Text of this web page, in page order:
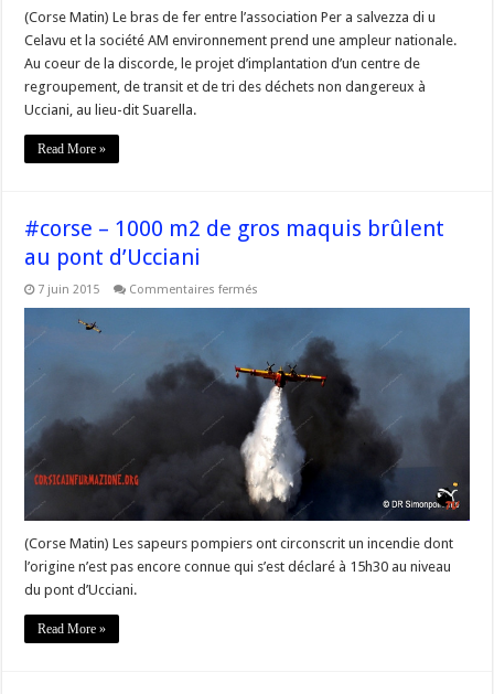
(Corse Matin) Le bras de fer entre l’association Per a salvezza di u
Celavu et la société AM environnement prend une ampleur nationale.
Au coeur de la discorde, le projet d’implantation d’un centre de
regroupement, de transit et de tri des déchets non dangereux à
Ucciani, au lieu-dit Suarella.
Read More »
#corse – 1000 m2 de gros maquis brûlent
au pont d’Ucciani
7 juin 2015 Commentaires fermés
de
gros
maquis
brûlent
au
pont
d’Ucciani
(Corse Matin) Les sapeurs pompiers ont circonscrit un incendie dont
l’origine n’est pas encore connue qui s’est déclaré à 15h30 au niveau
du pont d’Ucciani.
Read More »